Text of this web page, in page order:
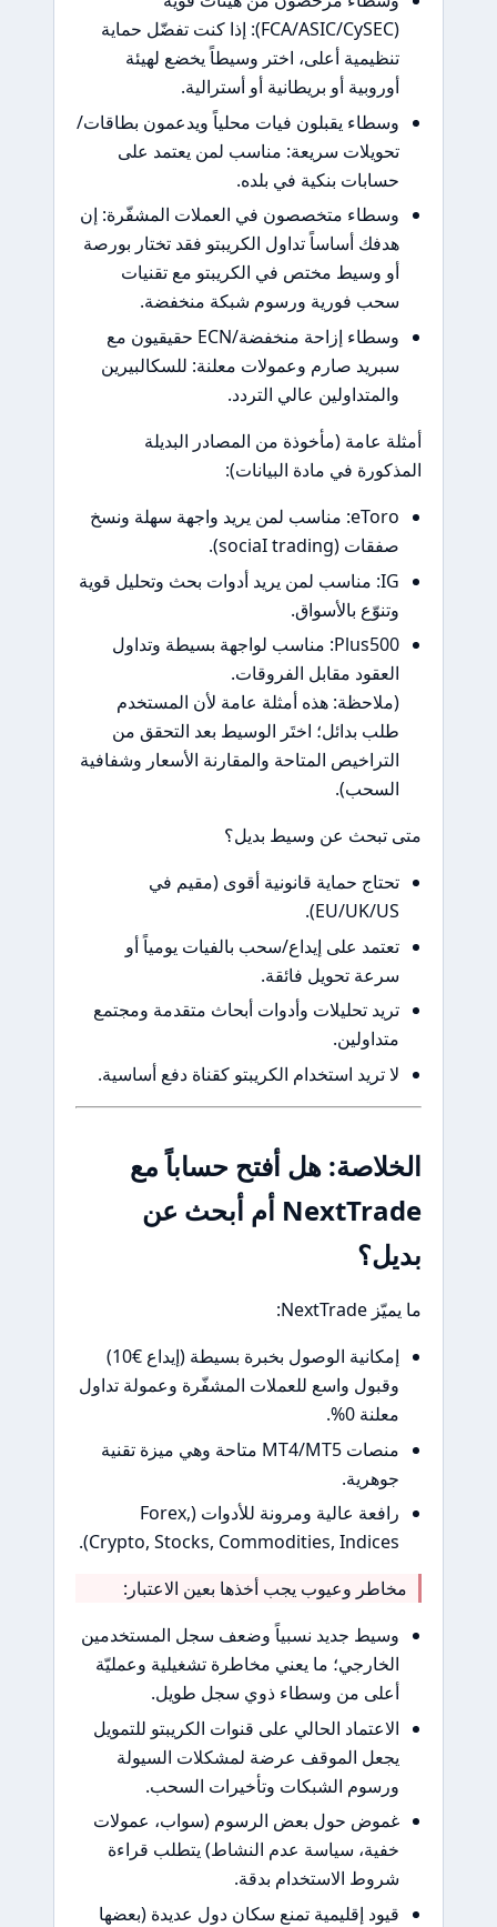
(FCA/ASIC/CySEC): إذا كنت تفضّل حماية
أعلى، اختر وسيطاً يخضع لهيئة
أو بريطانية أو أسترالية.
يقبلون فيات محلياً ويدعمون بطاقات/
سريعة: مناسب لمن يعتمد على
بنكية في بلده.
متخصصون في العملات المشفّرة: إن
أساساً تداول الكريبتو فقد تختار بورصة
وسيط مختص في الكريبتو مع تقنيات
فورية ورسوم شبكة منخفضة.
وسطاء إزاحة منخفضة/ECN حقيقيون مع
صارم وعمولات معلنة: للسكالبيرين
عالي التردد.
عامة (مأخوذة من المصادر البديلة
في مادة البيانات):
eToro: مناسب لمن يريد واجهة سهلة ونسخ
IG: مناسب لمن يريد أدوات بحث وتحليل قوية
Plus500: مناسب لواجهة بسيطة وتداول
مقابل الفروقات.
هذه أمثلة عامة لأن المستخدم
بدائل؛ اختَر الوسيط بعد التحقق من
المتاحة والمقارنة الأسعار وشفافية
عن وسيط بديل؟
حماية قانونية أقوى (مقيم في
على إيداع/سحب بالفيات يومياً أو
تحويل فائقة.
تحليلات وأدوات أبحاث متقدمة ومجتمع
تريد استخدام الكريبتو كقناة دفع أساسية.
هل أفتح حساباً مع
NextTrade أم أبحث عن
إمكانية الوصول بخبرة بسيطة (إيداع €10)
واسع للعملات المشفّرة وعمولة تداول
منصات MT4/MT5 متاحة وهي ميزة تقنية
رافعة عالية ومرونة للأدوات (Forex,
Crypto, Stocks, Commodities,
وعيوب يجب أخذها بعين الاعتبار:
جديد نسبياً وضعف سجل المستخدمين
ما يعني مخاطرة تشغيلية وعمليّة
من وسطاء ذوي سجل طويل.
الحالي على قنوات الكريبتو للتمويل
الموقف عرضة لمشكلات السيولة
الشبكات وتأخيرات السحب.
حول بعض الرسوم (سواب، عمولات
سياسة عدم النشاط) يتطلب قراءة
الاستخدام بدقة.
إقليمية تمنع سكان دول عديدة (بعضها